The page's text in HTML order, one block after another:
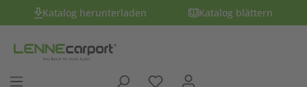
Katalog herunterladen Katalog blättern